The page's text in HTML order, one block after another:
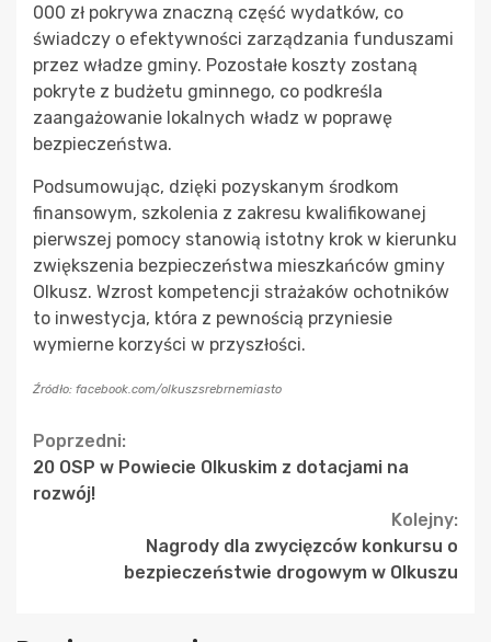
000 zł pokrywa znaczną część wydatków, co
świadczy o efektywności zarządzania funduszami
przez władze gminy. Pozostałe koszty zostaną
pokryte z budżetu gminnego, co podkreśla
zaangażowanie lokalnych władz w poprawę
bezpieczeństwa.
Podsumowując, dzięki pozyskanym środkom
finansowym, szkolenia z zakresu kwalifikowanej
pierwszej pomocy stanowią istotny krok w kierunku
zwiększenia bezpieczeństwa mieszkańców gminy
Olkusz. Wzrost kompetencji strażaków ochotników
to inwestycja, która z pewnością przyniesie
wymierne korzyści w przyszłości.
Źródło: facebook.com/olkuszsrebrnemiasto
Continue
Reading
Poprzedni:
20 OSP w Powiecie Olkuskim z dotacjami na
rozwój!
Kolejny:
Nagrody dla zwycięzców konkursu o
bezpieczeństwie drogowym w Olkuszu